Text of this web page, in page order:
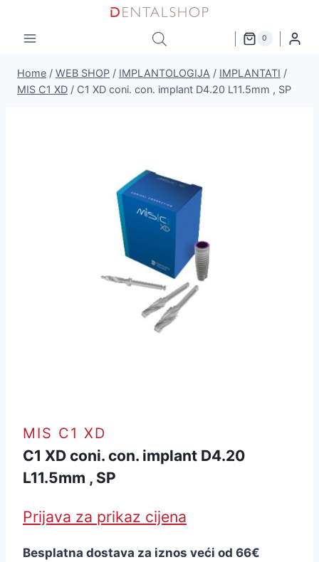
content
0
Home / WEB SHOP / IMPLANTOLOGIJA / IMPLANTATI /
MIS C1 XD / C1 XD coni. con. implant D4.20 L11.5mm , SP
MIS C1 XD
C1 XD coni. con. implant D4.20
L11.5mm , SP
Prijava za prikaz cijena
Besplatna dostava za iznos veći od 66€